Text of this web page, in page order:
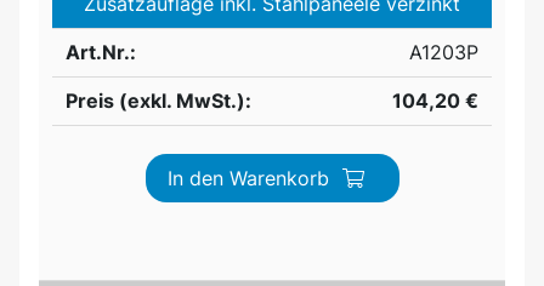
Art.Nr.:
A1203P
Preis (exkl. MwSt.):
104,20 €
In den Warenkorb